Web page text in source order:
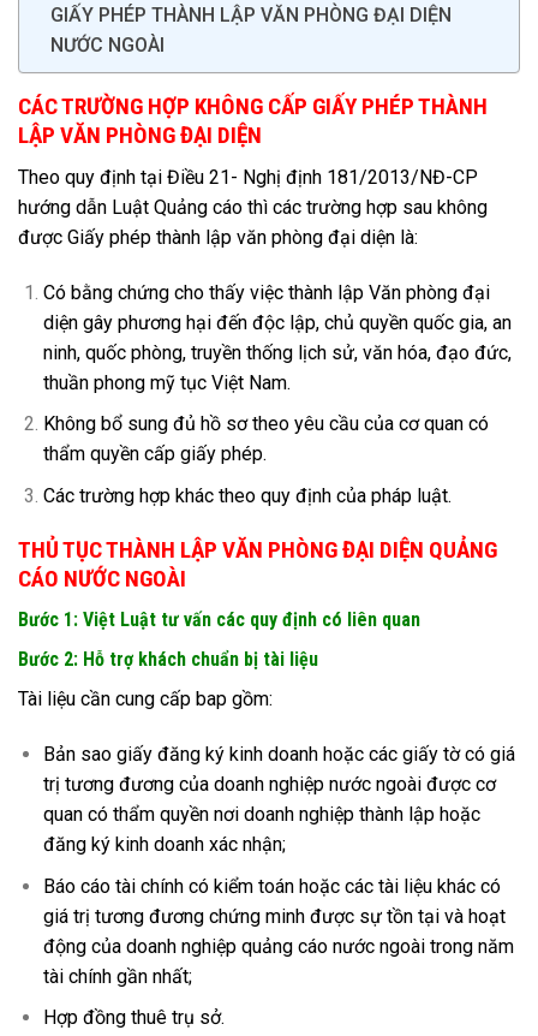
GIẤY PHÉP THÀNH LẬP VĂN PHÒNG ĐẠI DIỆN
NƯỚC NGOÀI
CÁC TRƯỜNG HỢP KHÔNG CẤP GIẤY PHÉP THÀNH
LẬP VĂN PHÒNG ĐẠI DIỆN
Theo quy định tại Điều 21- Nghị định 181/2013/NĐ-CP
hướng dẫn Luật Quảng cáo thì các trường hợp sau không
được Giấy phép thành lập văn phòng đại diện là:
Có bằng chứng cho thấy việc thành lập Văn phòng đại
diện gây phương hại đến độc lập, chủ quyền quốc gia, an
ninh, quốc phòng, truyền thống lịch sử, văn hóa, đạo đức,
thuần phong mỹ tục Việt Nam.
Không bổ sung đủ hồ sơ theo yêu cầu của cơ quan có
thẩm quyền cấp giấy phép.
Các trường hợp khác theo quy định của pháp luật.
THỦ TỤC THÀNH LẬP VĂN PHÒNG ĐẠI DIỆN QUẢNG
CÁO NƯỚC NGOÀI
Bước 1: Việt Luật tư vấn các quy định có liên quan
Bước 2: Hỗ trợ khách chuẩn bị tài liệu
Tài liệu cần cung cấp bap gồm:
Bản sao giấy đăng ký kinh doanh hoặc các giấy tờ có giá
trị tương đương của doanh nghiệp nước ngoài được cơ
quan có thẩm quyền nơi doanh nghiệp thành lập hoặc
đăng ký kinh doanh xác nhận;
Báo cáo tài chính có kiểm toán hoặc các tài liệu khác có
giá trị tương đương chứng minh được sự tồn tại và hoạt
động của doanh nghiệp quảng cáo nước ngoài trong năm
tài chính gần nhất;
Hợp đồng thuê trụ sở.